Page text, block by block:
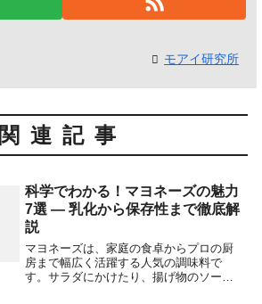
モアイ研究所
関連記事
科学でわかる！マヨネーズの魅力
7選 ― 乳化から保存性まで徹底解
説
マヨネーズは、家庭の食卓からプロの厨
房まで幅広く活躍する人気の調味料で
す。サラダにかけたり、揚げ物のソース